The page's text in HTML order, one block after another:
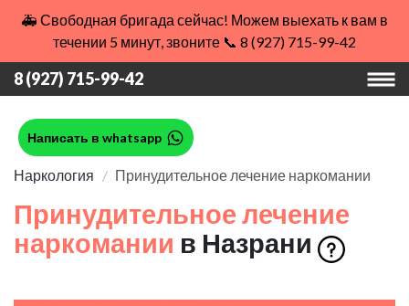
🚑 Свободная бригада сейчас! Можем выехать к вам в
течении 5 минут, звоните 📞 8 (927) 715-99-42
8 (927) 715-99-42
Написать в whatsapp
Наркология Принудительное лечение наркомании
Принудительное лечение
наркомании в Назрани